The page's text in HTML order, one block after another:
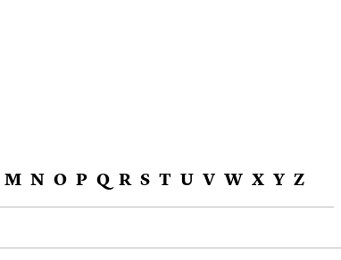
M N O P Q R S T U V W X Y Z